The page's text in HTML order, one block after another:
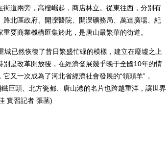
道兩旁，高樓崛起，商店林立。從東往西，分別有
北區政府、開灤醫院、開灤礦務局、萬達廣場、紀
要商業機構匯集於此，是唐山最繁華的街道。
已然恢復了昔日繁盛忙碌的模樣，建立在廢墟之上
是改革開放後，在經濟發展幾乎晚于全國10年的情
又一次成為了河北省經濟社會發展的“領頭羊”，
巨頭、北方瓷都、唐山港的名片也跨越重洋，讓世界
實習記者 張菡)